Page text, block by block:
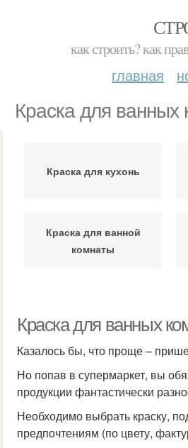
как строить? как
главная
Краска для ванных
Краска для кухонь
Краска для ванной
комнаты
Краска для ванных
Казалось бы, что проще –
Но попав в супермаркет, вы
продукции фантастически
Необходимо выбрать краску,
предпочтениям (по цвету,